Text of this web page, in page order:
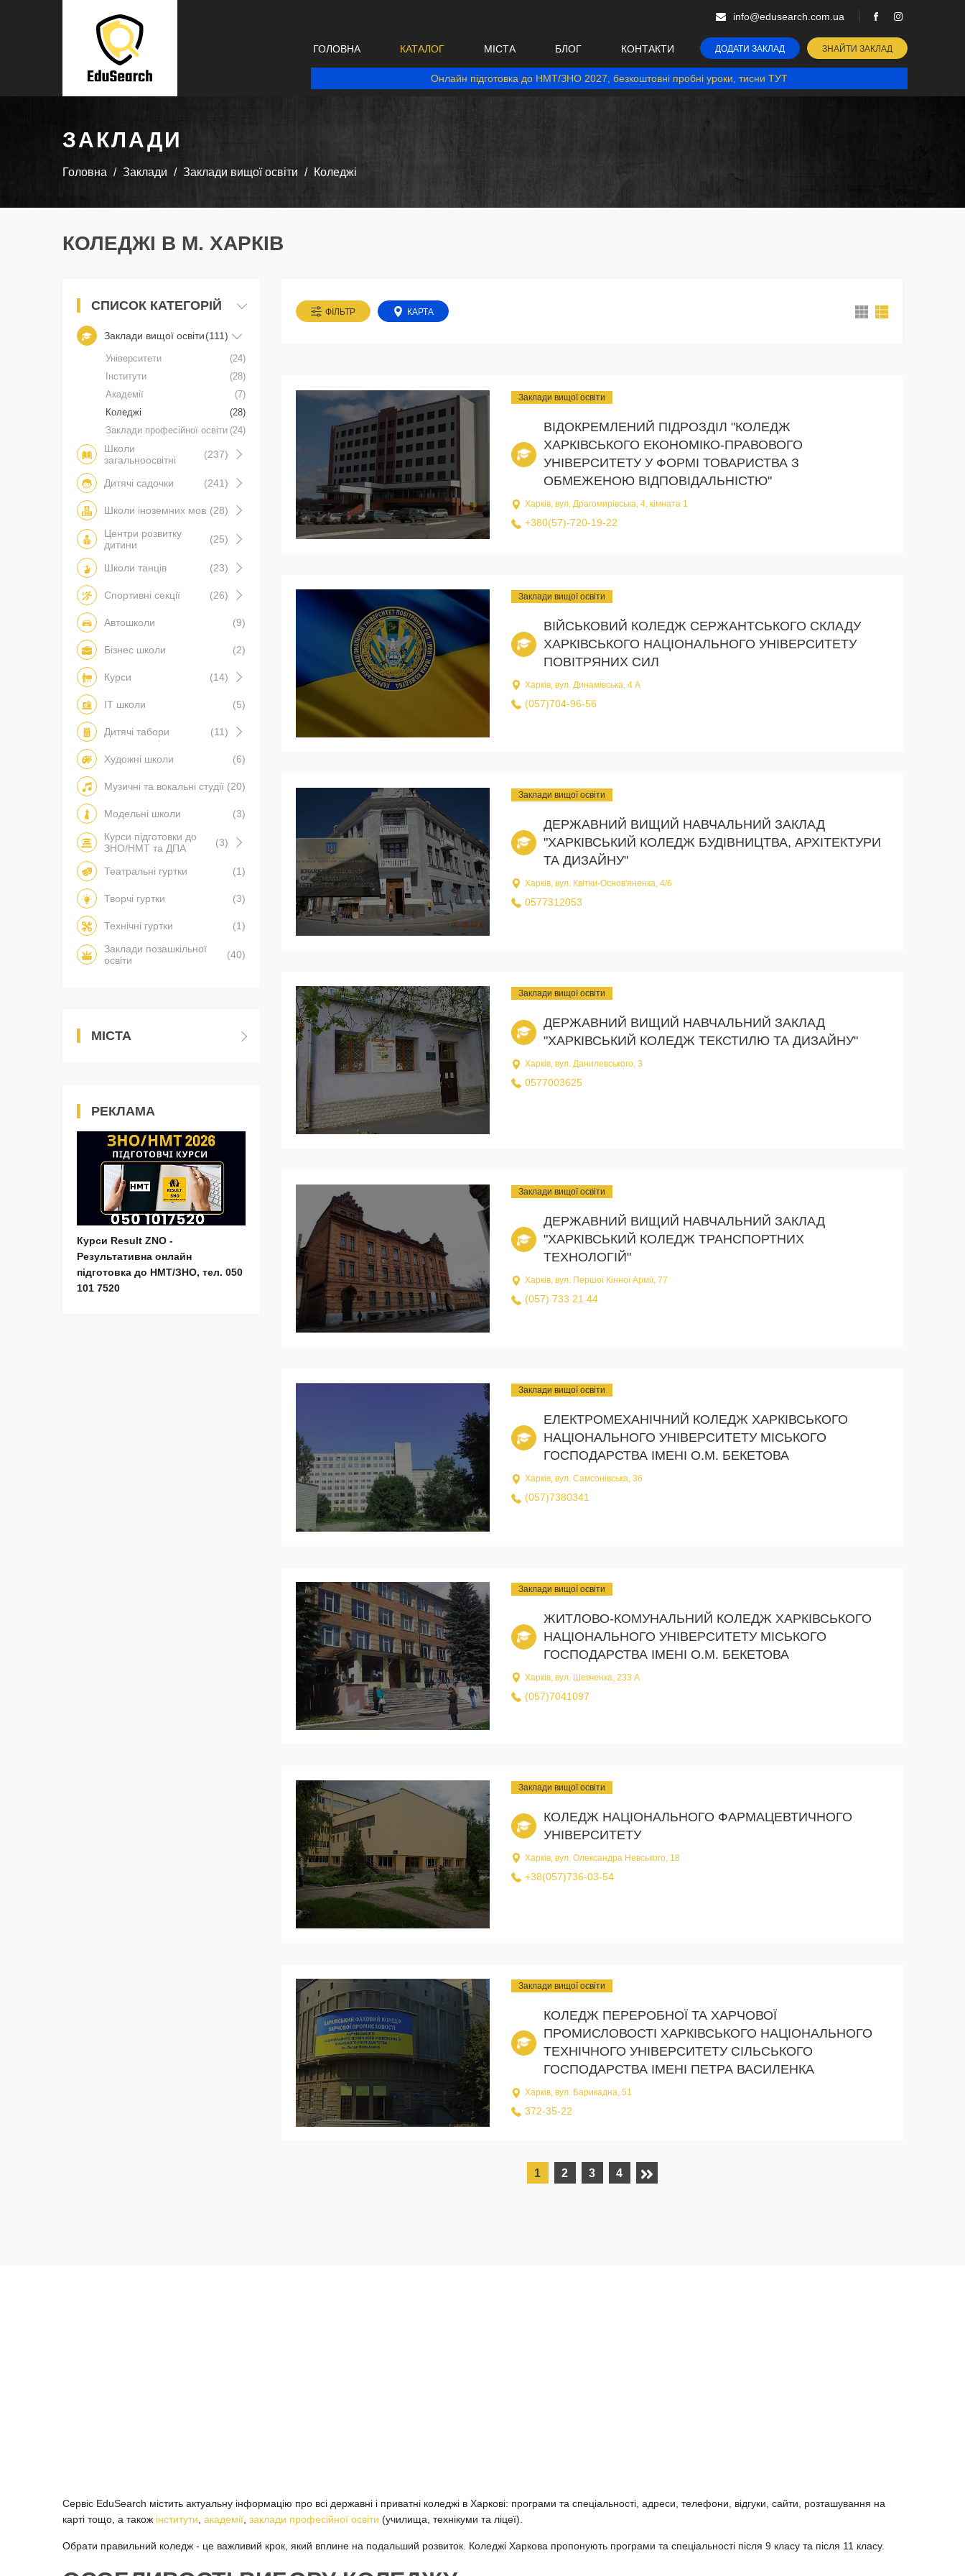
info@edusearch.com.ua
ГОЛОВНА КАТАЛОГ МІСТА БЛОГ КОНТАКТИ ДОДАТИ ЗАКЛАД ЗНАЙТИ ЗАКЛАД
Онлайн підготовка до НМТ/ЗНО 2027, безкоштовні пробні уроки, тисни ТУТ
ЗАКЛАДИ
Головна Заклади Заклади вищої освіти Коледжі
КОЛЕДЖІ В М. ХАРКІВ
ФІЛЬТР КАРТА
Заклади вищої освіти
ВІДОКРЕМЛЕНИЙ ПІДРОЗДІЛ "КОЛЕДЖ
ХАРКІВСЬКОГО ЕКОНОМІКО-ПРАВОВОГО
УНІВЕРСИТЕТУ У ФОРМІ ТОВАРИСТВА З
ОБМЕЖЕНОЮ ВІДПОВІДАЛЬНІСТЮ"
Харків, вул. Драгомирівська, 4, кімната 1
+380(57)-720-19-22
Заклади вищої освіти
ВІЙСЬКОВИЙ КОЛЕДЖ СЕРЖАНТСЬКОГО СКЛАДУ
ХАРКІВСЬКОГО НАЦІОНАЛЬНОГО УНІВЕРСИТЕТУ
ПОВІТРЯНИХ СИЛ
Харків, вул. Динамівська, 4 А
(057)704-96-56
Заклади вищої освіти
ДЕРЖАВНИЙ ВИЩИЙ НАВЧАЛЬНИЙ ЗАКЛАД
"ХАРКІВСЬКИЙ КОЛЕДЖ БУДІВНИЦТВА, АРХІТЕКТУРИ
ТА ДИЗАЙНУ"
Харків, вул. Квітки-Основ'яненка, 4/6
0577312053
Заклади вищої освіти
ДЕРЖАВНИЙ ВИЩИЙ НАВЧАЛЬНИЙ ЗАКЛАД
"ХАРКІВСЬКИЙ КОЛЕДЖ ТЕКСТИЛЮ ТА ДИЗАЙНУ"
Харків, вул. Данилевського, 3
0577003625
Заклади вищої освіти
ДЕРЖАВНИЙ ВИЩИЙ НАВЧАЛЬНИЙ ЗАКЛАД
"ХАРКІВСЬКИЙ КОЛЕДЖ ТРАНСПОРТНИХ
ТЕХНОЛОГІЙ"
Харків, вул. Першої Кінної Армії, 77
(057) 733 21 44
Заклади вищої освіти
ЕЛЕКТРОМЕХАНІЧНИЙ КОЛЕДЖ ХАРКІВСЬКОГО
НАЦІОНАЛЬНОГО УНІВЕРСИТЕТУ МІСЬКОГО
ГОСПОДАРСТВА ІМЕНІ О.М. БЕКЕТОВА
Харків, вул. Самсонівська, 36
(057)7380341
Заклади вищої освіти
ЖИТЛОВО-КОМУНАЛЬНИЙ КОЛЕДЖ ХАРКІВСЬКОГО
НАЦІОНАЛЬНОГО УНІВЕРСИТЕТУ МІСЬКОГО
ГОСПОДАРСТВА ІМЕНІ О.М. БЕКЕТОВА
Харків, вул. Шевченка, 233 А
(057)7041097
Заклади вищої освіти
КОЛЕДЖ НАЦІОНАЛЬНОГО ФАРМАЦЕВТИЧНОГО
УНІВЕРСИТЕТУ
Харків, вул. Олександра Невського, 18
+38(057)736-03-54
Заклади вищої освіти
КОЛЕДЖ ПЕРЕРОБНОЇ ТА ХАРЧОВОЇ
ПРОМИСЛОВОСТІ ХАРКІВСЬКОГО НАЦІОНАЛЬНОГО
ТЕХНІЧНОГО УНІВЕРСИТЕТУ СІЛЬСЬКОГО
ГОСПОДАРСТВА ІМЕНІ ПЕТРА ВАСИЛЕНКА
Харків, вул. Барикадна, 51
372-35-22
1 2 3 4
СПИСОК КАТЕГОРІЙ
Заклади вищої освіти(111)
Університети
(24)
Інститути
(28)
Академії
(7)
Коледжі
(28)
Заклади професійної освіти (24)
Школи
загальноосвітні
(237)
Дитячі садочки (241)
Школи іноземних мов (28)
Центри розвитку
дитини
(25)
Школи танців (23)
Спортивні секції (26)
Автошколи (9)
Бізнес школи (2)
Курси (14)
IT школи (5)
Дитячі табори (11)
Художні школи (6)
Музичні та вокальні студії (20)
Модельні школи
(3)
Курси підготовки до
ЗНО/НМТ та ДПА
(3)
Театральні гуртки (1)
Творчі гуртки (3)
Технічні гуртки
(1)
Заклади позашкільної
освіти
(40)
МІСТА
РЕКЛАМА
Курси Result ZNO -
Результативна онлайн
підготовка до НМТ/ЗНО, тел. 050
101 7520
Сервіс EduSearch містить актуальну інформацію про всі державні і приватні коледжі в Харкові: програми та спеціальності, адреси, телефони, відгуки, сайти, розташування на
карті тощо, а також інститути, академії, заклади професійної освіти (училища, технікуми та ліцеї).
Обрати правильний коледж - це важливий крок, який вплине на подальший розвиток. Коледжі Харкова пропонують програми та спеціальності після 9 класу та після 11 класу.